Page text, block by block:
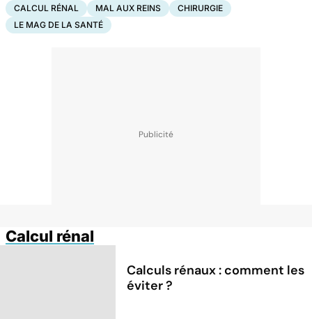
CALCUL RÉNAL MAL AUX REINS
CHIRURGIE
LE MAG DE LA SANTÉ
Calcul rénal
Calculs rénaux : comment les
éviter ?